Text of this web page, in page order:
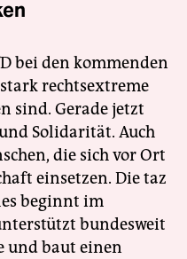
bei den kommenden
rechtsextreme
sind. Gerade jetzt
Solidarität. Auch
die sich vor Ort
einsetzen. Die taz
beginnt im
bundesweit
und baut einen